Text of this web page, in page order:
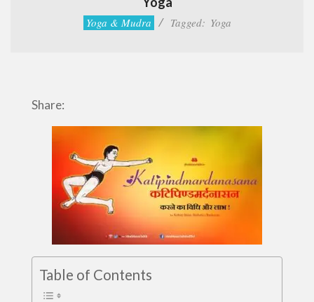
Yoga & Mudra Tagged: Yoga
Share:
Table of Contents